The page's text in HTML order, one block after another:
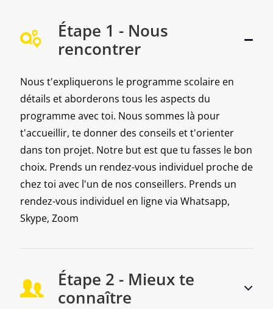
Étape 1 - Nous
rencontrer
Nous t'expliquerons le programme scolaire en
détails et aborderons tous les aspects du
programme avec toi. Nous sommes là pour
t'accueillir, te donner des conseils et t'orienter
dans ton projet. Notre but est que tu fasses le bon
choix. Prends un rendez-vous individuel proche de
chez toi avec l'un de nos conseillers. Prends un
rendez-vous individuel en ligne via Whatsapp,
Skype, Zoom
Étape 2 - Mieux te
connaître